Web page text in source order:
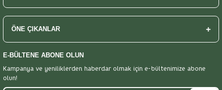
ÖNE ÇIKANLAR
E-BÜLTENE ABONE OLUN
Kampanya ve yeniliklerden haberdar olmak için e-bültenimize abone
olun!